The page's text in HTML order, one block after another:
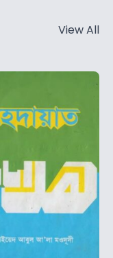
View All